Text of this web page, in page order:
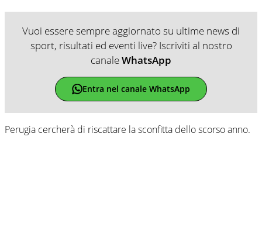
Vuoi essere sempre aggiornato su ultime news di
sport, risultati ed eventi live? Iscriviti al nostro
canaleWhatsApp
Entra nel canale WhatsApp
Perugia cercherà di riscattare la sconfitta dello scorso anno.